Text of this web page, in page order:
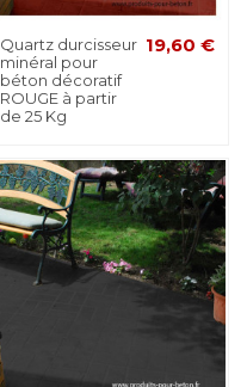
Quartz durcisseur
minéral pour
béton décoratif
ROUGE à partir
de 25 Kg
19,60 €